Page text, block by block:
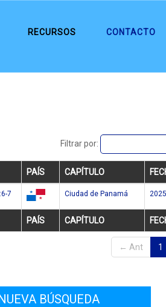
RECURSOS CONTACTO
Filtrar por:
PAÍS CAPÍTULO
PAÍS CAPÍTULO
7 Ciudad de Panamá
← Ant 1
BÚSQUEDA